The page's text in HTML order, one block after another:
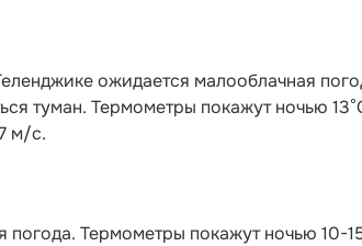
ожидается малооблачная
туман. Термометры покажут ночью
м/с.
Термометры покажут ночью 10-